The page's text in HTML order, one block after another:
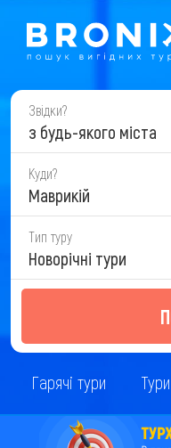
Звідки?
з будь-якого міста
Куди?
Маврикій
Тип туру
Новорічні тури
Гарячі тури Тури